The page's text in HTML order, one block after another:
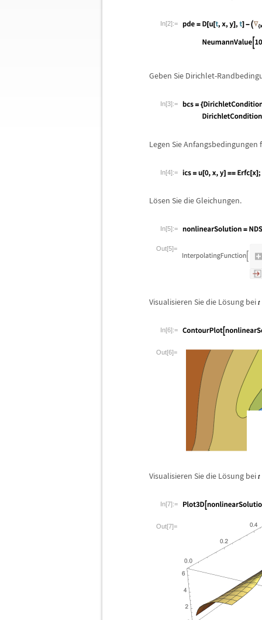
In[2]:=
Geben Sie Dirichlet-
In[3]:=
Legen Sie Anfangsbedingungen
In[4]:=
Lösen Sie die Gleichungen.
In[5]:=
Out[5]=
Visualisieren Sie die Lösung bei
In[6]:=
Out[6]=
Visualisieren Sie die Lösung bei
In[7]:=
Out[7]=